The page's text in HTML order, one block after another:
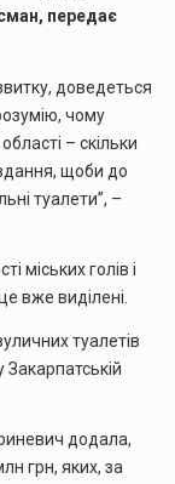
передає
доведеться
чому
– скільки
щоби до
туалети”, –
міських голів і
вже виділені.
туалетів
Закарпатській
додала,
грн, яких, за